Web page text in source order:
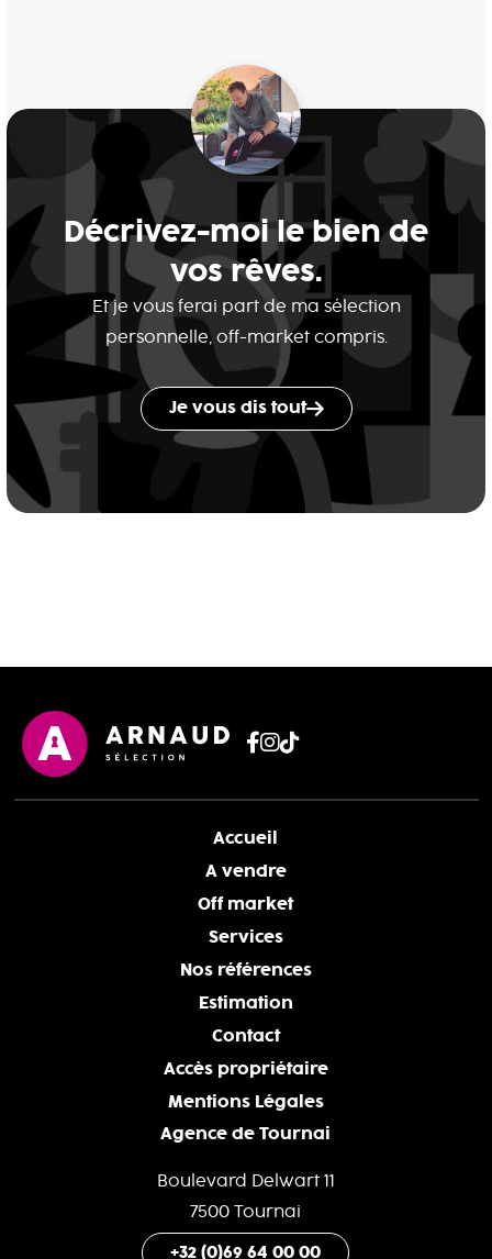
Décrivez-moi le bien de
vos rêves.
Et je vous ferai part de ma sélection
personnelle, off-market compris.
Je vous dis tout
Accueil
A vendre
Off market
Services
Nos références
Estimation
Contact
Accès propriétaire
Mentions Légales
Agence de Tournai
Boulevard Delwart 11
7500 Tournai
+32 (0)69 64 00 00